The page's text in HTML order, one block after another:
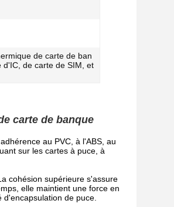
de carte de ban
d'IC, de carte de SIM, et
carte de banque
au PVC, à l'ABS, au
sur les cartes à puce, à
cohésion supérieure s'assure
elle maintient une force en
de puce.